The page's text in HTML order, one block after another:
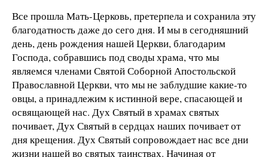
Все прошла Мать-Церковь, претерпела и сохранила эту
благодатность даже до сего дня. И мы в сегодняшний
день, день рождения нашей Церкви, благодарим
Господа, собравшись под своды храма, что мы
являемся членами Святой Соборной Апостольской
Православной Церкви, что мы не заблудшие какие-то
овцы, а принадлежим к истинной вере, спасающей и
освящающей нас. Дух Святый в храмах святых
почивает, Дух Святый в сердцах наших почивает от
дня крещения. Дух Святый сопровождает нас все дни
жизни нашей во святых таинствах. Начиная от